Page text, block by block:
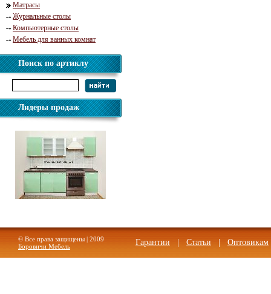
Матрасы
Журнальные столы
Компьютерные столы
Мебель для ванных комнат
Поиск по артиклу
Лидеры продаж
© Все права защищены | 2009
Боровичи Мебель
Гарантии Статьи Оптовикам